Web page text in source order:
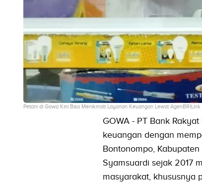
Petani di Gowa Kini Bisa Menikmati Layanan Keuangan Lewat AgenBRILink
GOWA - PT Bank
keuangan dengan
Bontonompo,
Syamsuardi sejak 2017
masyarakat, khususnya